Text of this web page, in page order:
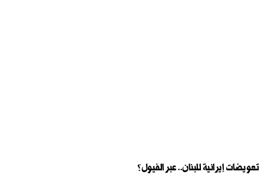
تعويضات إيرانية للبنان.. عبر الفيول؟